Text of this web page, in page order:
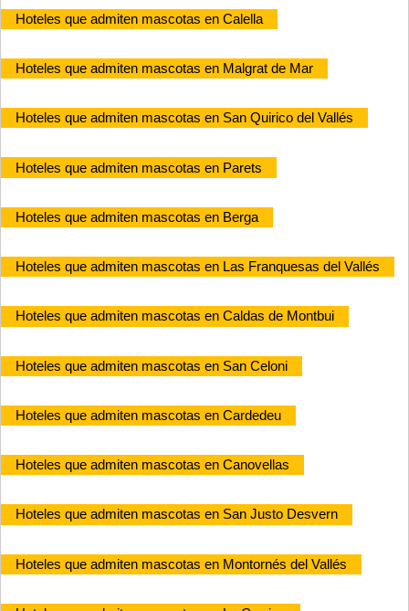
Hoteles que admiten mascotas en Calella
Hoteles que admiten mascotas en Malgrat de Mar
Hoteles que admiten mascotas en San Quirico del Vallés
Hoteles que admiten mascotas en Parets
Hoteles que admiten mascotas en Berga
Hoteles que admiten mascotas en Las Franquesas del Vallés
Hoteles que admiten mascotas en Caldas de Montbui
Hoteles que admiten mascotas en San Celoni
Hoteles que admiten mascotas en Cardedeu
Hoteles que admiten mascotas en Canovellas
Hoteles que admiten mascotas en San Justo Desvern
Hoteles que admiten mascotas en Montornés del Vallés